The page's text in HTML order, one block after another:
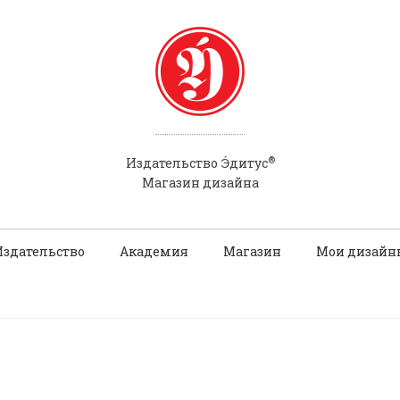
Издательство Э́дитус®
Магазин дизайна
Академия Магазин Мои